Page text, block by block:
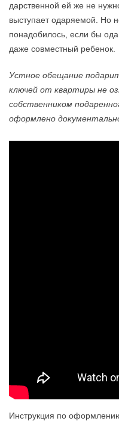
дарственной ей же не
выступает одаряемой. Но
понадобилось, если бы
даже совместный ребенок.
Устное обещание
ключей от квартиры не
собственником
оформлено
Инструкция по